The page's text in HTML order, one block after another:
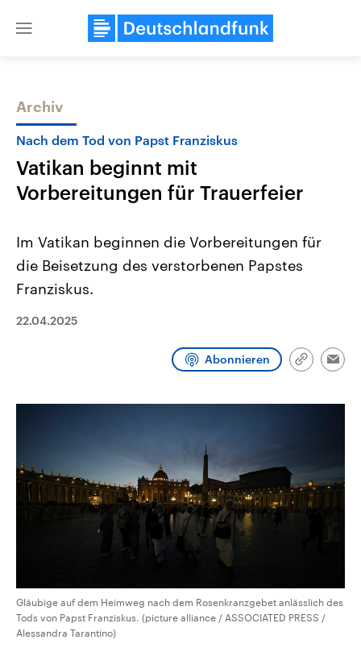
Close
Themen
Landtagswahl Sachsen-Anhalt
2026
Sachsen-Anhalt wählt am 6.
Bundesland von einer Koalition aus
den mächtigsten Ländern
mit großem Einfluss auf
aktuelle Weltgeschehen.
Sendungen Programm Podcasts
Archiv
Nach dem Tod von Papst Franziskus
Vatikan beginnt mit
Vorbereitungen für Trauerfeier
Im Vatikan beginnen die Vorbereitungen für
die Beisetzung des verstorbenen Papstes
Franziskus.
22.04.2025
Abonnieren
Link
Gläubige auf dem Heimweg nach dem Rosenkranzgebet anlässlich des
Tods von Papst Franziskus. (picture alliance / ASSOCIATED PRESS /
Alessandra Tarantino)